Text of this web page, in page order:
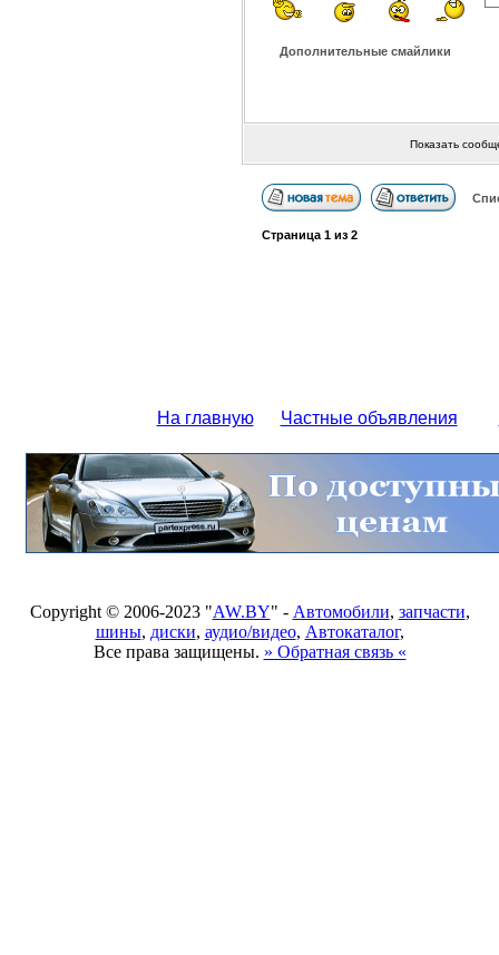
Дополнительные смайлики
Показать
Страница 1из 2
На главную Частные объявления
Copyright © 2006-2023 "AW.BY" - Автомобили, запчасти,
шины, диски, аудио/видео, Автокаталог,
Все права защищены. » Обратная связь «